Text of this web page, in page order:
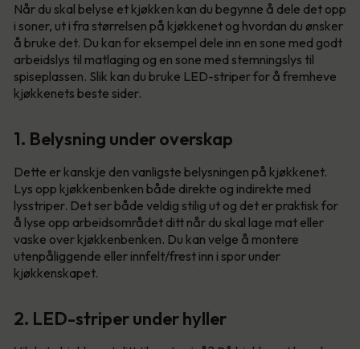
Når du skal belyse et kjøkken kan du begynne å dele det opp
i soner, ut i fra størrelsen på kjøkkenet og hvordan du ønsker
å bruke det. Du kan for eksempel dele inn en sone med godt
arbeidslys til matlaging og en sone med stemningslys til
spiseplassen. Slik kan du bruke LED-striper for å fremheve
kjøkkenets beste sider.
1. Belysning under overskap
Dette er kanskje den vanligste belysningen på kjøkkenet.
Lys opp kjøkkenbenken både direkte og indirekte med
lysstriper. Det ser både veldig stilig ut og det er praktisk for
å lyse opp arbeidsområdet ditt når du skal lage mat eller
vaske over kjøkkenbenken. Du kan velge å montere
utenpåliggende eller innfelt/frest inn i spor under
kjøkkenskapet.
2. LED-striper under hyller